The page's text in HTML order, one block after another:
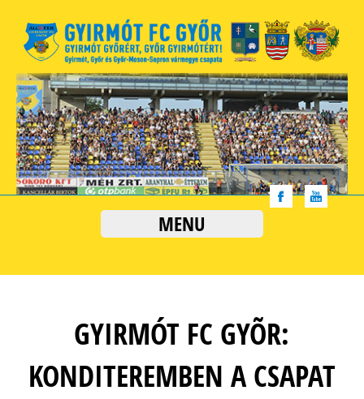
MENU
GYIRMÓT FC GYÕR:
KONDITEREMBEN A CSAPAT